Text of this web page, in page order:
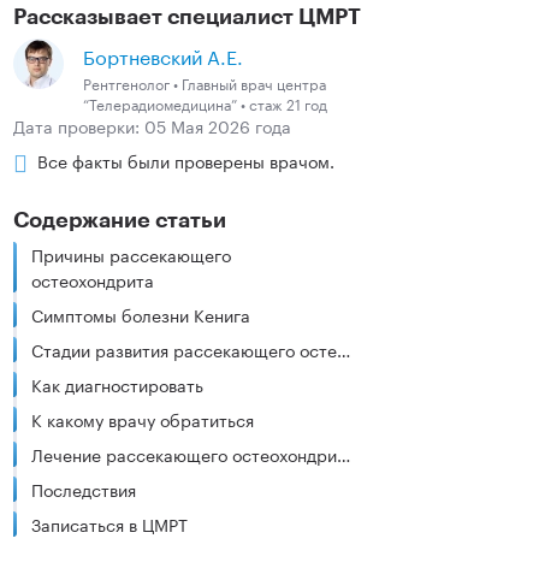
Рассказывает специалист ЦМРТ
Бортневский А.Е.
Рентгенолог • Главный врач центра
“Телерадиомедицина” • стаж 21 год
Дата проверки: 05 Мая 2026 года
Все факты были проверены врачом.
Содержание статьи
Причины рассекающего
остеохондрита
Симптомы болезни Кенига
Стадии развития рассекающего остеохондрита
Как диагностировать
К какому врачу обратиться
Лечение рассекающего остеохондрита
Последствия
Записаться в ЦМРТ